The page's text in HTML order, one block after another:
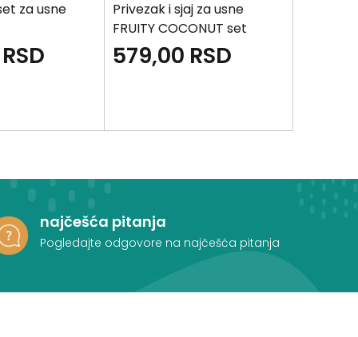
za usne
RSD
Privezak i sjaj za usne
FRUITY COCONUT set
579,00 RSD
najčešća pitanja
Pogledajte odgovore na najčešća pitanja